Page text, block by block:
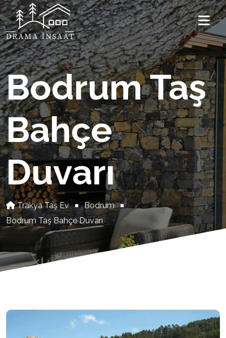
Bodrum Taş
Bahçe
Duvarı
Trakya Taş Ev
Bodrum
Bodrum Taş Bahçe Duvarı